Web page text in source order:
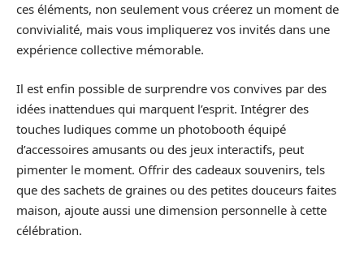
ces éléments, non seulement vous créerez un moment de
convivialité, mais vous impliquerez vos invités dans une
expérience collective mémorable.
Il est enfin possible de surprendre vos convives par des
idées inattendues qui marquent l’esprit. Intégrer des
touches ludiques comme un photobooth équipé
d’accessoires amusants ou des jeux interactifs, peut
pimenter le moment. Offrir des cadeaux souvenirs, tels
que des sachets de graines ou des petites douceurs faites
maison, ajoute aussi une dimension personnelle à cette
célébration.